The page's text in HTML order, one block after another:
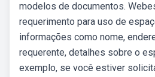
modelos de documentos.
requerimento para uso de
informações como nome,
requerente, detalhes sobre o
exemplo, se você estiver